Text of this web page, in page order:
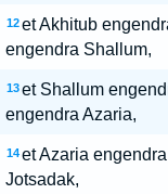
12 et Akhitub
engendra Shallum,
13 et Shallum
engendra Azaria,
14 et Azaria
Jotsadak,